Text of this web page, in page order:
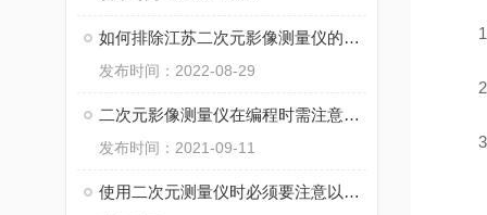
如何排除江苏二次元影像测量仪的故障方法
发布时间：2022-08-29
二次元影像测量仪在编程时需注意的事项介绍
发布时间：2021-09-11
使用二次元测量仪时必须要注意以下事项
1、
2
3、